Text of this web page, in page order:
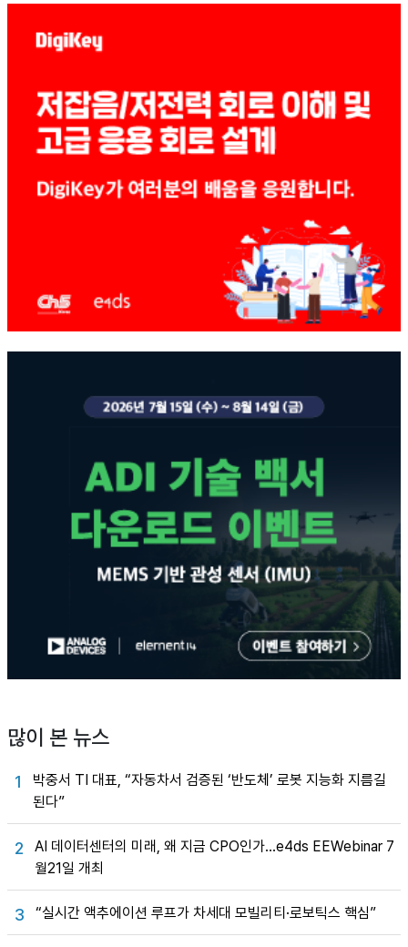
많이 본 뉴스
1
박중서 TI 대표, “자동차서 검증된 ‘반도체’ 로봇 지능화 지름길
된다”
2
AI 데이터센터의 미래, 왜 지금 CPO인가…e4ds EEWebinar 7
월21일 개최
3 “실시간 액추에이션 루프가 차세대 모빌리티·로보틱스 핵심”